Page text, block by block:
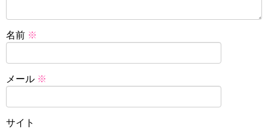
名前 ※
メール ※
サイト